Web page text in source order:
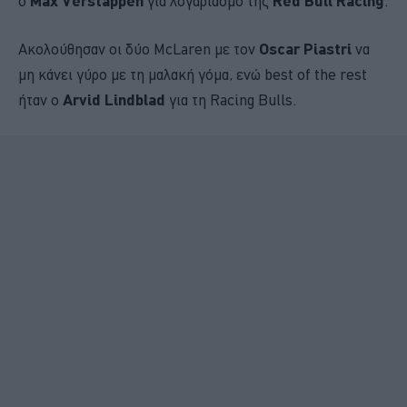
Ακολούθησαν οι δύο McLaren με τον Oscar Piastri να
μη κάνει γύρο με τη μαλακή γόμα, ενώ best of the rest
ήταν ο Arvid Lindblad για τη Racing Bulls.